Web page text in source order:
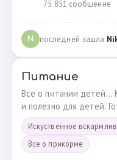
75 851 сообщение
N последней зашла
Питание
Все о питании детей...
и полезно для детей.
Искуственное
Все о прикорме